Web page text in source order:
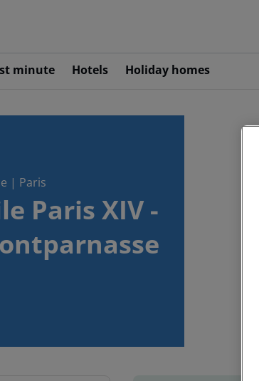
minute Hotels Holiday homes
| Paris
Paris XIV -